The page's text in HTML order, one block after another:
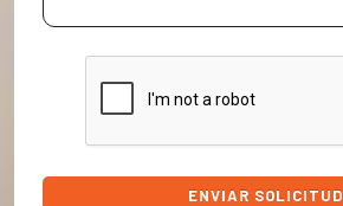
ENVIAR SOLICITUD